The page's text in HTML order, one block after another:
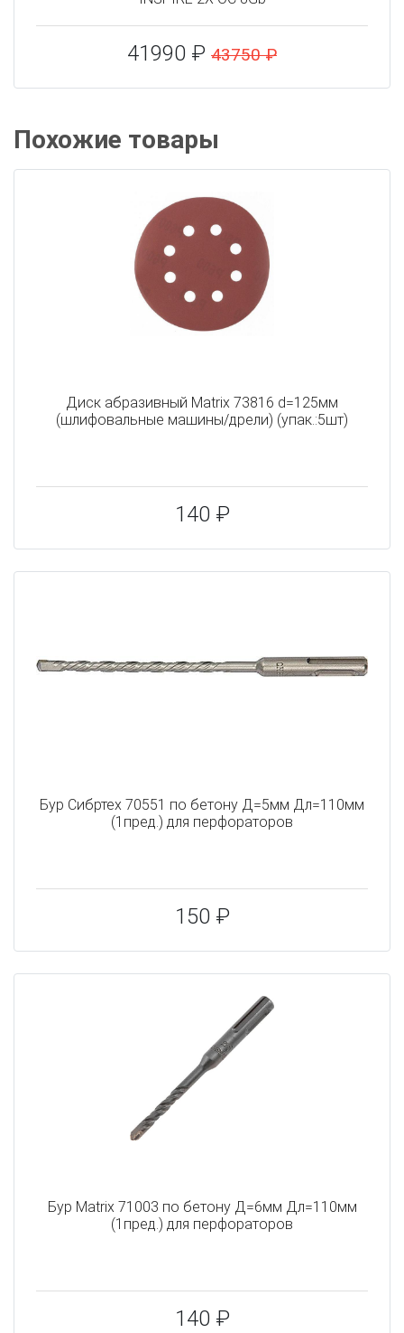
41990 ₽ 43750 ₽
Похожие товары
Диск абразивный Matrix 73816 d=125мм
(шлифовальные машины/дрели) (упак.:5шт)
140 ₽
Бур Сибртех 70551 по бетону Д=5мм Дл=110мм
(1пред.) для перфораторов
150 ₽
Бур Matrix 71003 по бетону Д=6мм Дл=110мм
(1пред.) для перфораторов
140 ₽